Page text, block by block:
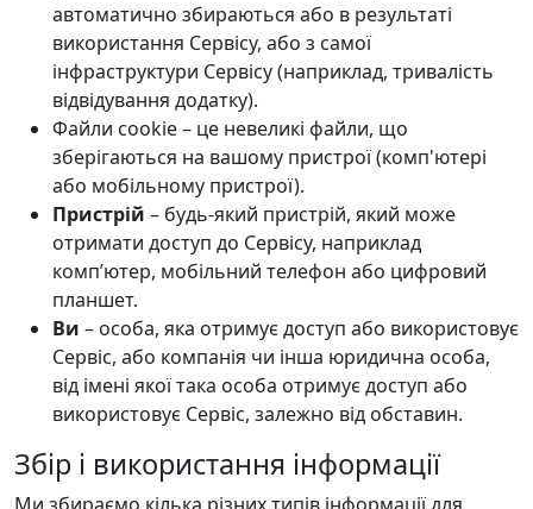
автоматично збираються або в результаті
використання Сервісу, або з самої
інфраструктури Сервісу (наприклад, тривалість
відвідування додатку).
Файли cookie – це невеликі файли, що
зберігаються на вашому пристрої (комп'ютері
або мобільному пристрої).
Пристрій – будь-який пристрій, який може
отримати доступ до Сервісу, наприклад
комп’ютер, мобільний телефон або цифровий
планшет.
Ви – особа, яка отримує доступ або використовує
Сервіс, або компанія чи інша юридична особа,
від імені якої така особа отримує доступ або
використовує Сервіс, залежно від обставин.
Збір і використання інформації